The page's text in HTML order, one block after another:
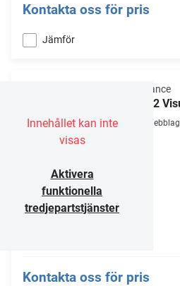
Kontakta oss för pris
Jämför
Innehållet kan inte
visas
Aktivera
funktionella
tredjepartstjänster
Sonance
VX62
Kontakta oss för pris